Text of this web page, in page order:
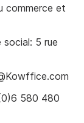
commerce et
5 rue
580 480